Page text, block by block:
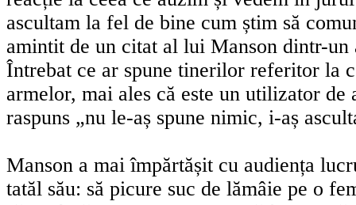
ascultam la fel de bine cum știm să
amintit de un citat al lui Manson dintr-
Întrebat ce ar spune tinerilor referitor la
armelor, mai ales că este un utilizator
raspuns „nu le-aș spune nimic, i-aș
Manson a mai împărtășit cu audiența
tatăl său: să picure suc de lămâie pe o